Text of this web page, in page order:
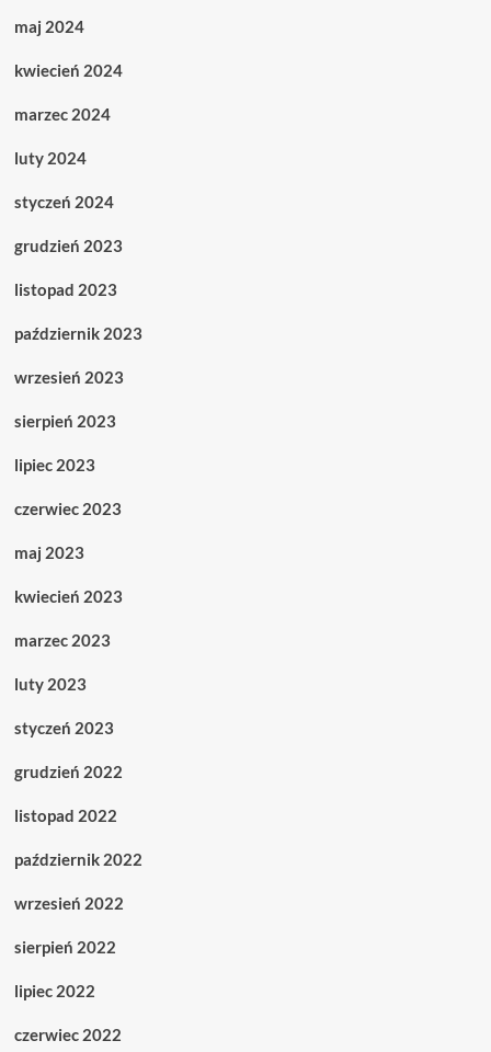
maj 2024
kwiecień 2024
marzec 2024
luty 2024
styczeń 2024
grudzień 2023
listopad 2023
październik 2023
wrzesień 2023
sierpień 2023
lipiec 2023
czerwiec 2023
maj 2023
kwiecień 2023
marzec 2023
luty 2023
styczeń 2023
grudzień 2022
listopad 2022
październik 2022
wrzesień 2022
sierpień 2022
lipiec 2022
czerwiec 2022